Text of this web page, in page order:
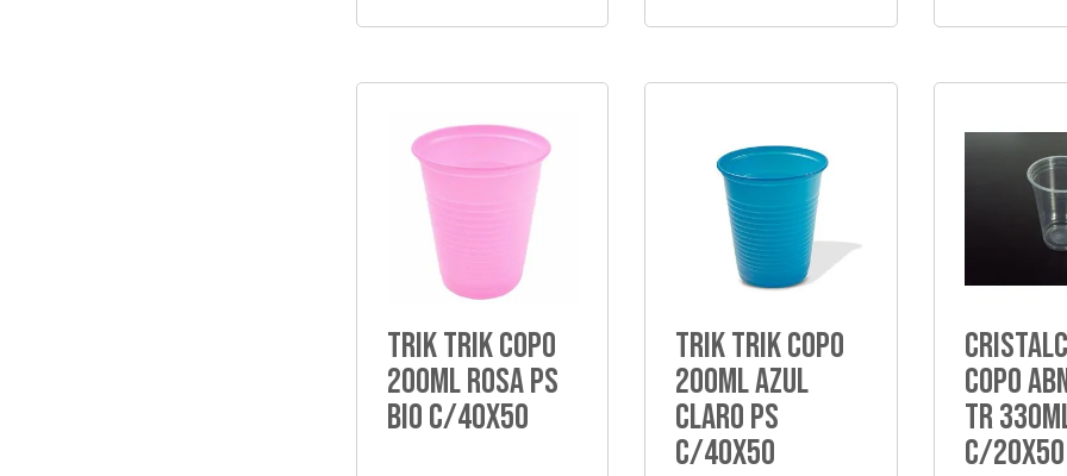
Trik Trik Copo
200Ml Rosa Ps
Bio C/40X50
Trik Trik Copo
200Ml Azul
Claro Ps
C/40X50
Copo
Tr
C/20X50